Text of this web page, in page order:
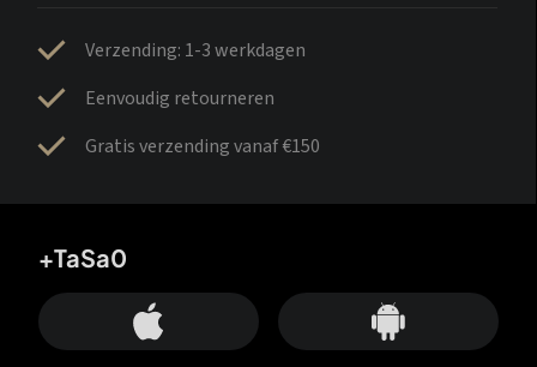
Verzending: 1-3 werkdagen
Eenvoudig retourneren
Gratis verzending vanaf €150
+TaSa0